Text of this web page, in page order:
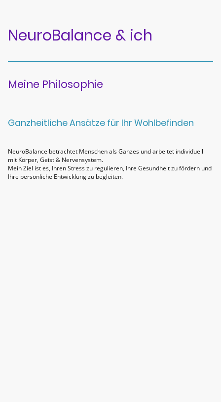
NeuroBalance & ich
Meine Philosophie
Ganzheitliche Ansätze für Ihr Wohlbefinden
NeuroBalance betrachtet Menschen als Ganzes und arbeitet individuell
mit Körper, Geist & Nervensystem.
Mein Ziel ist es, Ihren Stress zu regulieren, Ihre Gesundheit zu fördern und
Ihre persönliche Entwicklung zu begleiten.